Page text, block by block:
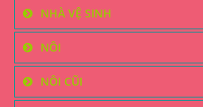
NHÀ VỆ SINH
NÔI
NÔI CŨI